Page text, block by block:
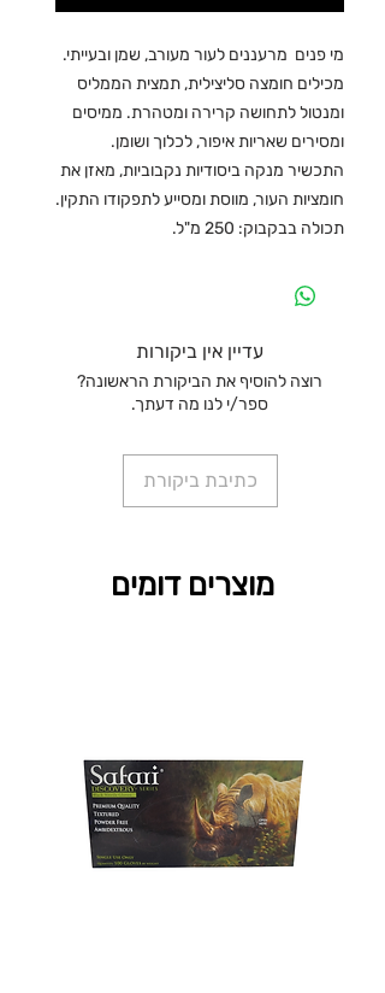
מי פנים מרעננים לעור מעורב, שמן ובעייתי.
מכילים חומצה סליצילית, תמצית הממליס
ומנטול לתחושה קרירה ומטהרת. ממיסים
ומסירים שאריות איפור, לכלוך ושומן.
התכשיר מנקה ביסודיות נקבוביות, מאזן את
חומציות העור, מווסת ומסייע לתפקודו התקין.
תכולה בבקבוק: 250 מ"ל.
עדיין אין ביקורות
רוצה להוסיף את הביקורת הראשונה?
ספר/י לנו מה דעתך.
כתיבת ביקורת
מוצרים דומים